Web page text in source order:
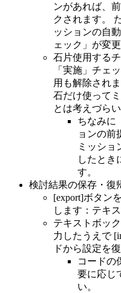
上級2-7 MDホ
上級2-8 MDチ
上級3-1 セイレ
上級3-2 サラマ
上級3-3 思念体
上級3-4 テラグ
上級3-5 MDエ
上級3-6 MDモル
上級3-7 MDゲ
上級3-8 MD最後
超級1-1 トップ
超級1-2 思念体
超級1-3 配管整備
超級1-4 カード
超級1-5 MDハ
超級1-6 MDフェ
超級1-7 MD空中
超級1-8 MD魔神
超級2-1 混沌の
超級2-2 幻想の石
ンがあれば、
クされます。
ッションの自
ェック」が変
石片使用する
「実施」チェ
用も解除されま
石だけ使って
とは考えづら
ちなみに
ョンの前
ミッショ
したとき
す。
検討結果の保存・復
[export]ボタン
します：テキ
テキストボッ
力したうえで
ドから設定を
コードの
要に応じ
い。